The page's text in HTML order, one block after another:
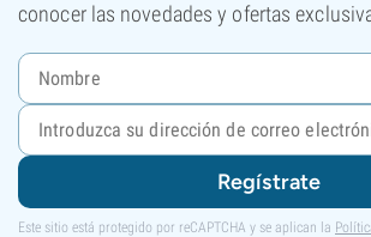
conocer las novedades y ofertas
Regístrate
Este sitio está protegido por reCAPTCHA y se aplican la